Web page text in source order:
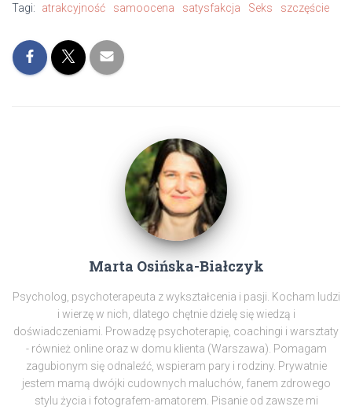
Tagi: atrakcyjność samoocena satysfakcja Seks szczęście
Marta Osińska-Białczyk
Psycholog, psychoterapeuta z wykształcenia i pasji. Kocham ludzi
i wierzę w nich, dlatego chętnie dzielę się wiedzą i
doświadczeniami. Prowadzę psychoterapię, coachingi i warsztaty
- również online oraz w domu klienta (Warszawa). Pomagam
zagubionym się odnaleźć, wspieram pary i rodziny. Prywatnie
jestem mamą dwójki cudownych maluchów, fanem zdrowego
stylu życia i fotografem-amatorem. Pisanie od zawsze mi